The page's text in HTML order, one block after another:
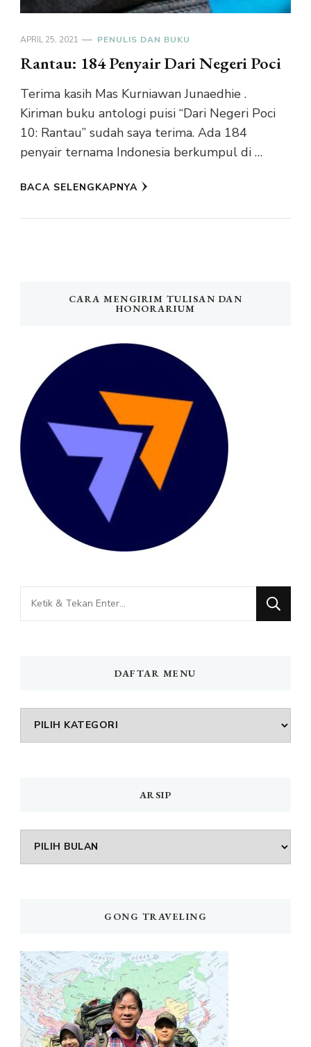
APRIL 25, 2021 PENULIS DAN BUKU
Rantau: 184 Penyair Dari Negeri Poci
Terima kasih Mas Kurniawan Junaedhie .
Kiriman buku antologi puisi “Dari Negeri Poci
10: Rantau” sudah saya terima. Ada 184
penyair ternama Indonesia berkumpul di …
BACA SELENGKAPNYA
CARA MENGIRIM TULISAN DAN
HONORARIUM
Mencari
Sesuatu?
DAFTAR MENU
DAFTAR
MENU
ARSIP
Arsip
GONG TRAVELING